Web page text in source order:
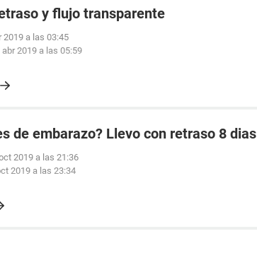
y flujo transparente
2019 a las 03:45
abr 2019 a las 05:59
de embarazo? Llevo con retraso 8 dias
2019 a las 21:36
2019 a las 23:34